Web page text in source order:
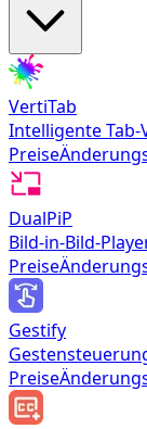
VertiTab
Intelligente
Preise
DualPiP
Bild-in-Bild-
Preise
Gestify
Preise